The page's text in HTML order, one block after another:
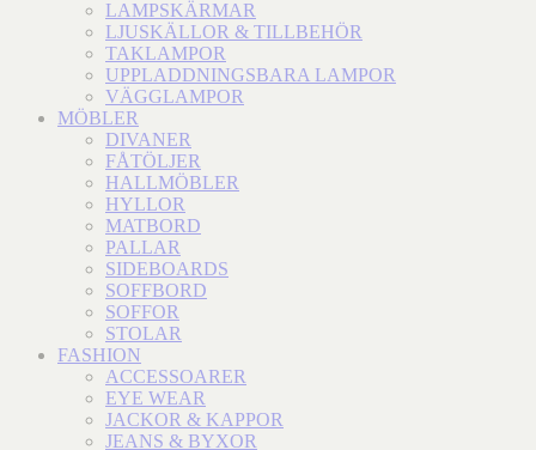
LAMPSKÄRMAR
LJUSKÄLLOR & TILLBEHÖR
TAKLAMPOR
UPPLADDNINGSBARA LAMPOR
VÄGGLAMPOR
MÖBLER
DIVANER
FÅTÖLJER
HALLMÖBLER
HYLLOR
MATBORD
PALLAR
SIDEBOARDS
SOFFBORD
SOFFOR
STOLAR
FASHION
ACCESSOARER
EYE WEAR
JACKOR & KAPPOR
JEANS & BYXOR